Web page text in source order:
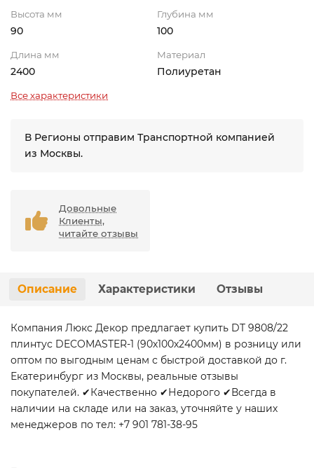
Высота мм
90
Глубина мм
100
Длина мм
2400
Материал
Полиуретан
Все характеристики
В Регионы отправим Транспортной компанией
из Москвы.
Довольные
Клиенты,
читайте отзывы
Описание Характеристики Отзывы
Компания Люкс Декор предлагает купить DT 9808/22
плинтус DECOMASTER-1 (90х100х2400мм) в розницу или
оптом по выгодным ценам с быстрой доставкой до г.
Екатеринбург из Москвы, реальные отзывы
покупателей. ✔Качественно ✔Недорого ✔Всегда в
наличии на складе или на заказ, уточняйте у наших
менеджеров по тел: +7 901 781-38-95